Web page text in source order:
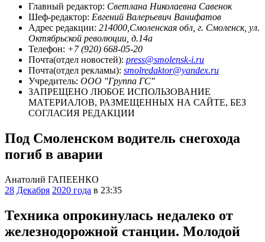
Главный редактор: Светлана Николаевна Савенок
Шеф-редактор: Евгений Валерьевич Ванифатов
Адрес редакции: 214000,Смоленская обл, г. Смоленск, ул.
Октябрьской революции, д.14а
Телефон: +7 (920) 668-05-20
Почта(отдел новостей): press@smolensk-i.ru
Почта(отдел рекламы): smolredaktor@yandex.ru
Учредитель: ООО "Группа ГС"
ЗАПРЕЩЕНО ЛЮБОЕ ИСПОЛЬЗОВАНИЕ
МАТЕРИАЛОВ, РАЗМЕЩЕННЫХ НА САЙТЕ, БЕЗ
СОГЛАСИЯ РЕДАКЦИИ
Под Смоленском водитель снегохода
погиб в аварии
Анатолий ГАПЕЕНКО
28 Декабря 2020 года в 23:35
Техника опрокинулась недалеко от
железнодорожной станции. Молодой